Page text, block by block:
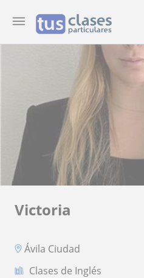
Victoria
Ávila Ciudad
Clases de Inglés